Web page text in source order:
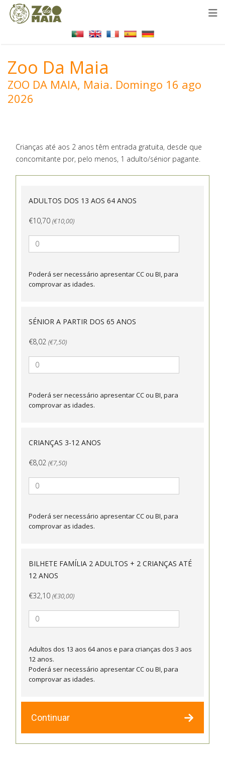
Zoo Da Maia
ZOO DA MAIA, Maia. Domingo 16 ago
2026
Crianças até aos 2 anos têm entrada gratuita, desde que
concomitante por, pelo menos, 1 adulto/sénior pagante.
ADULTOS DOS 13 AOS 64 ANOS
€10,70 (€10,00)
Poderá ser necessário apresentar CC ou BI, para
comprovar as idades.
SÉNIOR A PARTIR DOS 65 ANOS
€8,02 (€7,50)
Poderá ser necessário apresentar CC ou BI, para
comprovar as idades.
CRIANÇAS 3-12 ANOS
€8,02 (€7,50)
Poderá ser necessário apresentar CC ou BI, para
comprovar as idades.
BILHETE FAMÍLIA 2 ADULTOS + 2 CRIANÇAS ATÉ
12 ANOS
€32,10 (€30,00)
Adultos dos 13 aos 64 anos e para crianças dos 3 aos
12 anos.
Poderá ser necessário apresentar CC ou BI, para
comprovar as idades.
Continuar